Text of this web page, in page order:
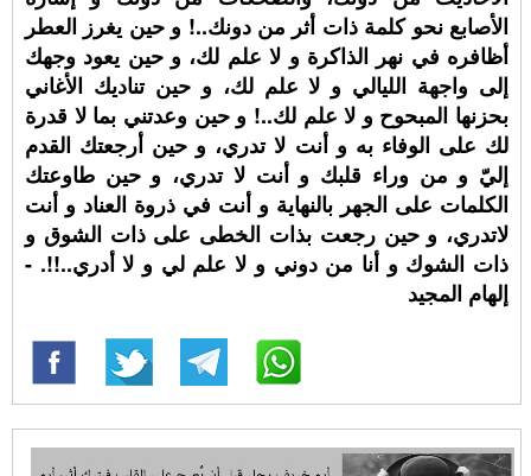
الأصابع نحو كلمة ذات أثر من دونك..! و حين يغرز العطر
أظافره في نهر الذاكرة و لا علم لك، و حين يعود وجهك
إلى واجهة الليالي و لا علم لك، و حين تناديك الأغاني
بحزنها المبحوح و لا علم لك..! و حين وعدتني بما لا قدرة
لك على الوفاء به و أنت لا تدري، و حين أرجعتك القدم
إليّ و من وراء قلبك و أنت لا تدري، و حين طاوعتك
الكلمات على الجهر بالنهاية و أنت في ذروة العناد و أنت
لاتدري، و حين رجعت بذات الخطى على ذات الشوق و
ذات الشوك و أنا من دوني و لا علم لي و لا أدري..!!. -
إلهام المجيد